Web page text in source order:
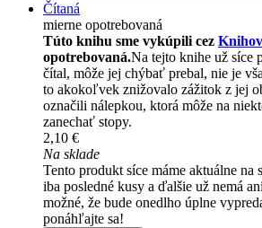
Čítaná
mierne opotrebovaná
Túto knihu sme vykúpili cez
opotrebovaná.Na tejto knihe už síce
čítal, môže jej chýbať prebal, nie je
to akokoľvek znižovalo zážitok z jej
označili nálepkou, ktorá môže na
zanechať stopy.
2,10 €
Na sklade
Tento produkt síce máme aktuálne na
iba posledné kusy a ďalšie už nemá
možné, že bude onedlho úplne
ponáhľajte sa!